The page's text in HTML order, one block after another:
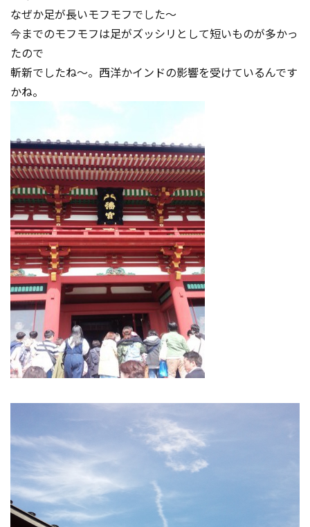
なぜか足が長いモフモフでした～
今までのモフモフは足がズッシリとして短いものが多かっ
たので
斬新でしたね～。西洋かインドの影響を受けているんです
かね。